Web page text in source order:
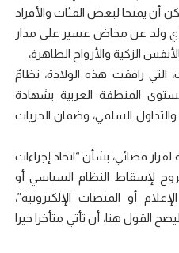
يمنحا لبعض الفئات والأفراد
ولد عن مخاض عسير على مدار
الزكية والأرواح الطاهرة،
التي رافقت هذه الولادة، نظامٌ
المنطقة العربية بشهادة
السلمي، وضمان الحريات
قضائي، بشأن “اتخاذ إجراءات
لإسقاط النظام السياسي أو
أو المنصات الإلكترونية”،
القول هنا، أن تأتي متأخرا خيرا